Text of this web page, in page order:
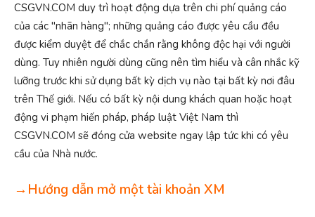
CSGVN.COM duy trì hoạt động dựa trên chi phí quảng cáo
của các "nhãn hàng"; những quảng cáo được yêu cầu đều
được kiểm duyệt để chắc chắn rằng không độc hại với người
dùng. Tuy nhiên người dùng cũng nên tìm hiểu và cân nhắc kỹ
lưỡng trước khi sử dụng bất kỳ dịch vụ nào tại bất kỳ nơi đâu
trên Thế giới. Nếu có bất kỳ nội dung khách quan hoặc hoạt
động vi phạm hiến pháp, pháp luật Việt Nam thì
CSGVN.COM sẽ đóng cửa website ngay lập tức khi có yêu
cầu của Nhà nước.
→Hướng dẫn mở một tài khoản XM